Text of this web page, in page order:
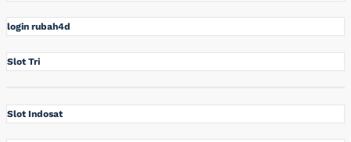
login rubah4d
Slot Tri
Slot Indosat